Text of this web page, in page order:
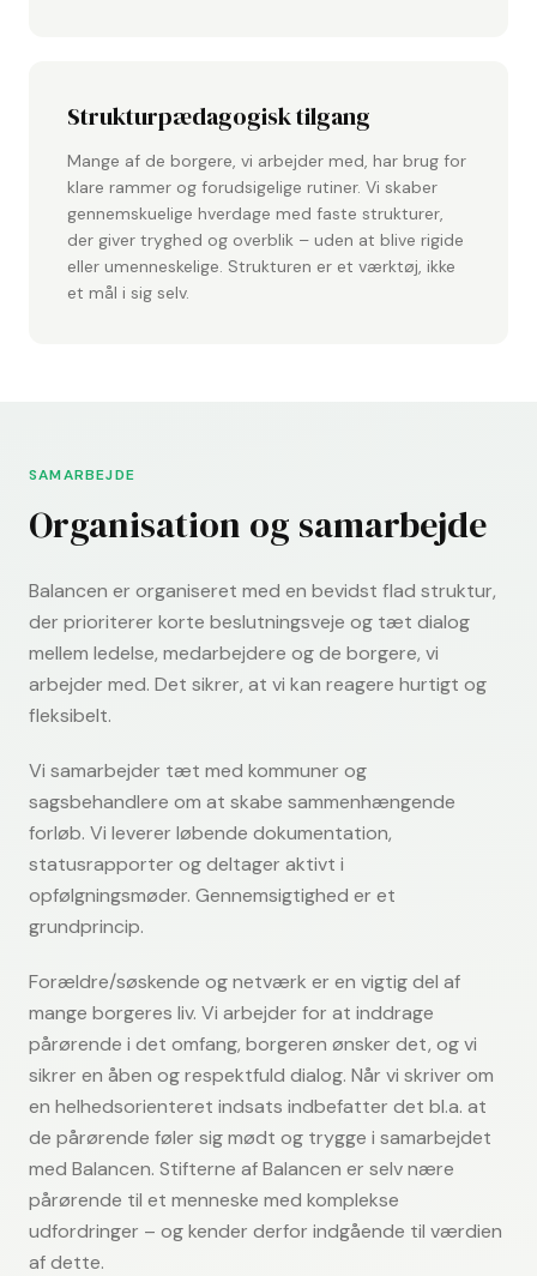
Strukturpædagogisk tilgang
Mange af de borgere, vi arbejder med, har brug for
klare rammer og forudsigelige rutiner. Vi skaber
gennemskuelige hverdage med faste strukturer,
der giver tryghed og overblik – uden at blive rigide
eller umenneskelige. Strukturen er et værktøj, ikke
et mål i sig selv.
SAMARBEJDE
Organisation og samarbejde
Balancen er organiseret med en bevidst flad struktur,
der prioriterer korte beslutningsveje og tæt dialog
mellem ledelse, medarbejdere og de borgere, vi
arbejder med. Det sikrer, at vi kan reagere hurtigt og
fleksibelt.
Vi samarbejder tæt med kommuner og
sagsbehandlere om at skabe sammenhængende
forløb. Vi leverer løbende dokumentation,
statusrapporter og deltager aktivt i
opfølgningsmøder. Gennemsigtighed er et
grundprincip.
Forældre/søskende og netværk er en vigtig del af
mange borgeres liv. Vi arbejder for at inddrage
pårørende i det omfang, borgeren ønsker det, og vi
sikrer en åben og respektfuld dialog. Når vi skriver om
en helhedsorienteret indsats indbefatter det bl.a. at
de pårørende føler sig mødt og trygge i samarbejdet
med Balancen. Stifterne af Balancen er selv nære
pårørende til et menneske med komplekse
udfordringer – og kender derfor indgående til værdien
af dette.